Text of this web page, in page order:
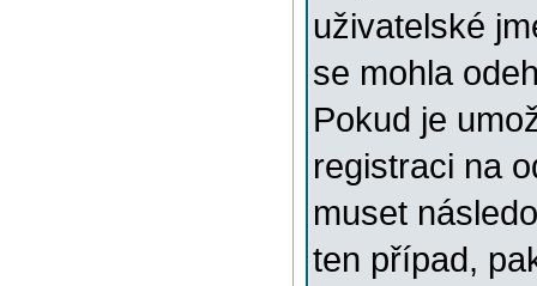
uživatelské
se mohla
Pokud je
registraci na
muset
ten případ,